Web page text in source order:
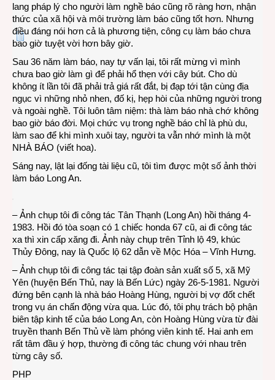
lang pháp lý cho người làm nghề báo cũng rõ ràng hơn, nhận
thức của xã hội và môi trường làm báo cũng tốt hơn. Nhưng
điều đáng nói hơn cả là phương tiện, công cụ làm báo chưa
bao giờ tuyệt vời hơn bây giờ.
Sau 36 năm làm báo, nay tự vấn lại, tôi rất mừng vì mình
chưa bao giờ làm gì để phải hổ thẹn với cây bút. Cho dù
không ít lần tôi đã phải trả giá rất đắt, bị đạp tới tận cùng địa
ngục vì những nhỏ nhen, đố kị, hẹp hòi của những người trong
và ngoài nghề. Tôi luôn tâm niệm: thà làm báo nhà chớ không
bao giờ báo đời. Mọi chức vụ trong nghề báo chỉ là phù du,
làm sao để khi mình xuôi tay, người ta vẫn nhớ mình là một
NHÀ BÁO (viết hoa).
Sáng nay, lật lại đống tài liệu cũ, tôi tìm được một số ảnh thời
làm báo Long An.
– Ảnh chụp tôi đi công tác Tân Thạnh (Long An) hồi tháng 4-
1983. Hồi đó tòa soạn có 1 chiếc honda 67 cũ, ai đi công tác
xa thì xin cấp xăng đi. Ảnh này chụp trên Tỉnh lộ 49, khúc
Thủy Đông, nay là Quốc lộ 62 dẫn về Mộc Hóa – Vĩnh Hưng.
– Ảnh chụp tôi đi công tác tại tập đoàn sản xuất số 5, xã Mỹ
Yên (huyện Bến Thủ, nay là Bến Lức) ngày 26-5-1981. Người
đứng bên cạnh là nhà báo Hoàng Hùng, người bị vợ đốt chết
trong vụ án chấn động vừa qua. Lúc đó, tôi phụ trách bộ phận
biên tập kinh tế của báo Long An, còn Hoàng Hùng vừa từ đài
truyền thanh Bến Thủ về làm phóng viên kinh tế. Hai anh em
rất tâm đầu ý hợp, thường đi công tác chung với nhau trên
từng cây số.
PHP